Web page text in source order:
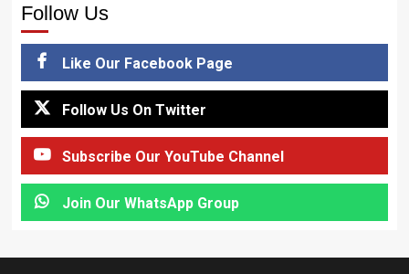
Follow Us
Like Our Facebook Page
Follow Us On Twitter
Subscribe Our YouTube Channel
Join Our WhatsApp Group